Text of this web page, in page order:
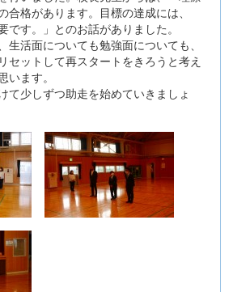
合格があります。目標の達成には、
です。」とのお話がありました。
活面についても勉強面についても、
セットして再スタートをきろうと考え
います。
て少しずつ助走を始めていきましょ